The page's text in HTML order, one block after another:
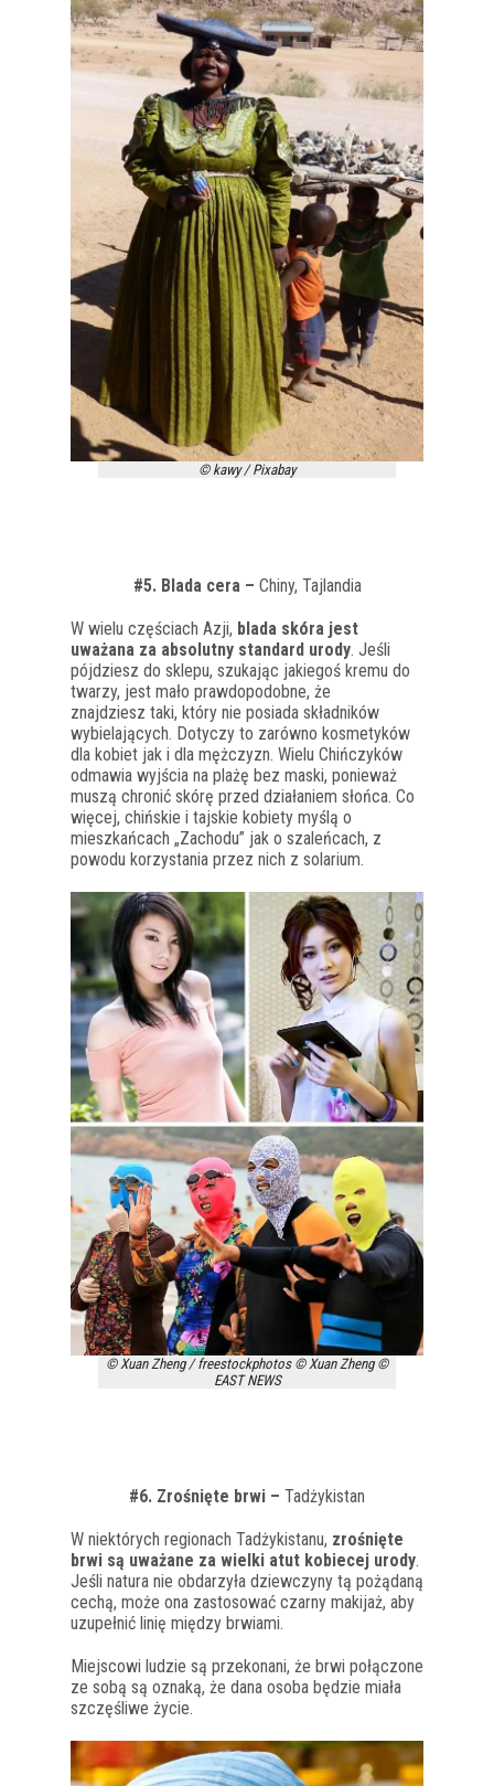
© kawy / Pixabay
#5. Blada cera – Chiny, Tajlandia
W wielu częściach Azji, blada skóra jest
uważana za absolutny standard urody. Jeśli
pójdziesz do sklepu, szukając jakiegoś kremu do
twarzy, jest mało prawdopodobne, że
znajdziesz taki, który nie posiada składników
wybielających. Dotyczy to zarówno kosmetyków
dla kobiet jak i dla mężczyzn. Wielu Chińczyków
odmawia wyjścia na plażę bez maski, ponieważ
muszą chronić skórę przed działaniem słońca. Co
więcej, chińskie i tajskie kobiety myślą o
mieszkańcach „Zachodu” jak o szaleńcach, z
powodu korzystania przez nich z solarium.
© Xuan Zheng / freestockphotos © Xuan Zheng ©
EAST NEWS
#6. Zrośnięte brwi – Tadżykistan
W niektórych regionach Tadżykistanu, zrośnięte
brwi są uważane za wielki atut kobiecej urody.
Jeśli natura nie obdarzyła dziewczyny tą pożądaną
cechą, może ona zastosować czarny makijaż, aby
uzupełnić linię między brwiami.
Miejscowi ludzie są przekonani, że brwi połączone
ze sobą są oznaką, że dana osoba będzie miała
szczęśliwe życie.